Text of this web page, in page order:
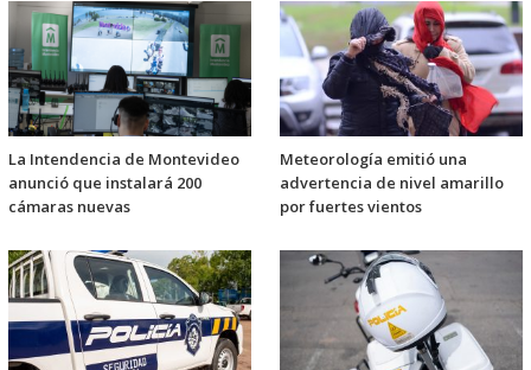
La Intendencia de Montevideo
anunció que instalará 200
cámaras nuevas
Meteorología emitió una
advertencia de nivel amarillo
por fuertes vientos